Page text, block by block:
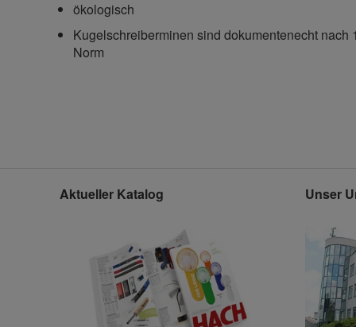
ökologisch
Kugelschreiberminen sind dokumentenecht nach
Norm
Aktueller Katalog Unser